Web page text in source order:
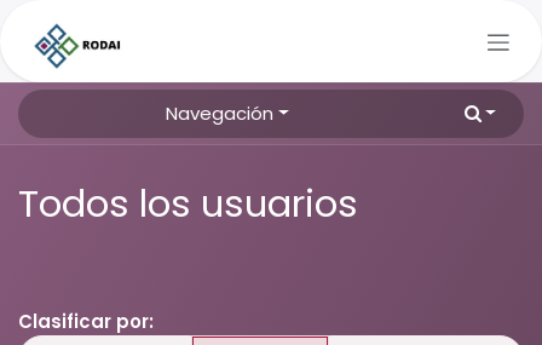
Navegación
Todos los usuarios
Clasificar por: